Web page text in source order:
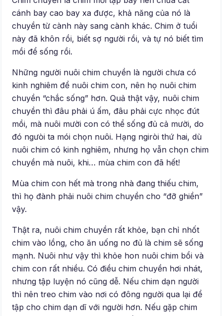
cánh bay cao bay xa được, khả năng của nó là
chuyền từ cành này sang cành khác. Chim ở tuổi
này đã khôn rồi, biết sợ người rồi, và tự nó biết tìm
mồi để sống rồi.
Những người nuôi chim chuyền là người chưa có
kinh nghiêm để nuôi chim con, nên họ nuôi chim
chuyền “chắc sống” hơn. Quả thật vậy, nuôi chim
chuyền thì đâu phải ú ấm, đâu phải cực nhọc đút
mồi, mà nuôi mười con có thể sống đủ cả mười, do
đó ngưòi ta mói chọn nuôi. Hạng ngiròi thứ hai, dù
nuôi chim có kinh nghiêm, nhưng họ vẫn chọn chim
chuyền mà nuôi, khi… mùa chim con đã hết!
Mùa chim con hết mà trong nhà đang thiếu chim,
thì họ đành phải nuôi chim chuyền cho “đỡ ghiền”
vậy.
Thật ra, nuôi chim chuyền rất khỏe, bạn chỉ nhốt
chim vào lồng, cho ăn uống no đủ là chim sẽ sống
mạnh. Nuôi như vậy thì khỏe hon nuôi chim bổi và
chim con rất nhiều. Có điều chim chuyền hơi nhát,
nhưng tập luyện nó cũng dễ. Nếu chim dạn người
thì nên treo chim vào nơi có đông người qua lại để
tập cho chim dạn dĩ với người hơn. Nếu gặp chim